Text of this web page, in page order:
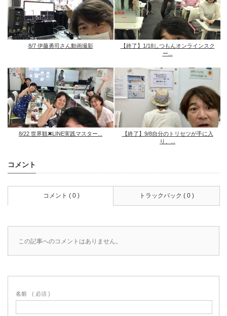
8/7 伊藤勇司さん動画撮影
【終了】1/18しつもんオンラインスク
ー...
8/22 世界観✖︎LINE実践マスター...
【終了】9/8自分のトリセツが手に入
り、...
コメント
コメント ( 0 ) トラックバック ( 0 )
この記事へのコメントはありません。
名前 ( 必須 )